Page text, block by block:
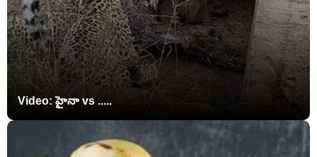
Video: హైనా vs .....